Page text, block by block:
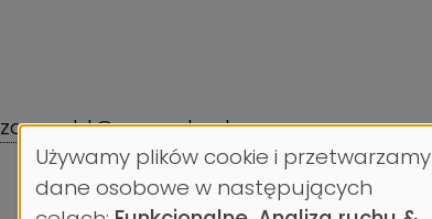
zampubl@umg.edu.pl
Wykorzystanie
Używamy plików cookie i przetwarzamy
dane osobowe w następujących